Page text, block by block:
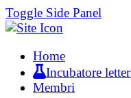
Toggle Side Panel
Home
Incubatore
Membri